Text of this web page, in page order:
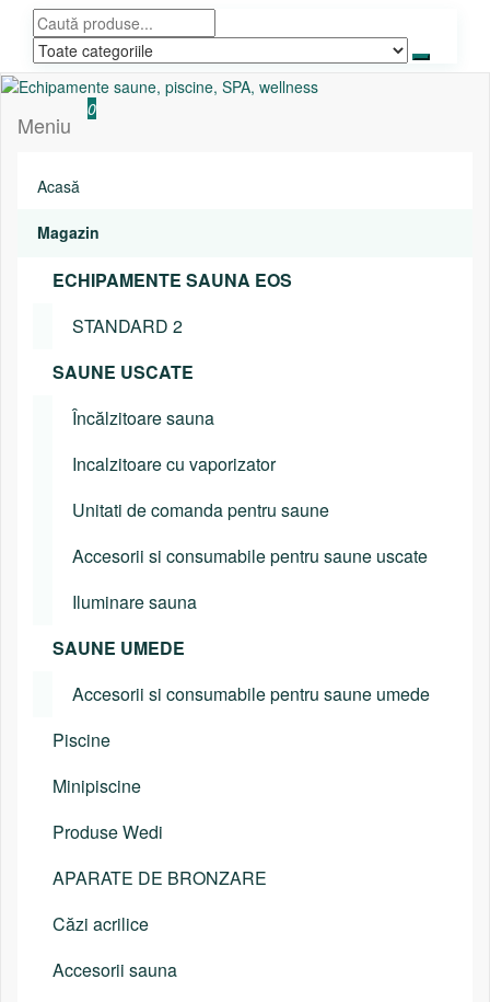
conținut
Echipamente saune, piscine, SPA, wellness
Relaxeaza-te!
Meniu
0
Acasă
Magazin
ECHIPAMENTE SAUNA EOS
STANDARD 2
SAUNE USCATE
Încălzitoare sauna
Incalzitoare cu vaporizator
Unitati de comanda pentru saune
Accesorii si consumabile pentru saune uscate
Iluminare sauna
SAUNE UMEDE
Accesorii si consumabile pentru saune umede
Piscine
Minipiscine
Produse Wedi
APARATE DE BRONZARE
Căzi acrilice
Accesorii sauna